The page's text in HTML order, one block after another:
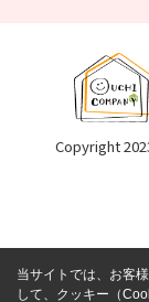
Copyright
当サイトでは、お客
して、クッキー（